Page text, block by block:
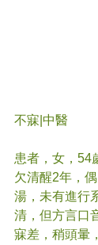
不寐 |中醫
患者，女，54
欠清醒2年，
湯，未有進行
清，但方言口
寐差，稍頭暈